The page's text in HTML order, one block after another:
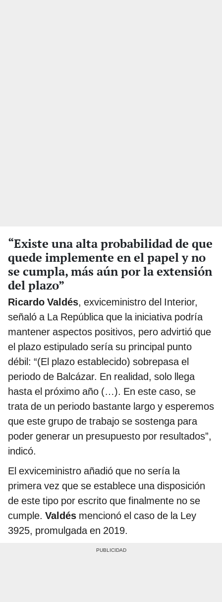
“Existe una alta probabilidad de que
quede implemente en el papel y no
se cumpla, más aún por la extensión
del plazo”
Ricardo Valdés, exviceministro del Interior,
señaló a La República que la iniciativa podría
mantener aspectos positivos, pero advirtió que
el plazo estipulado sería su principal punto
débil: “(El plazo establecido) sobrepasa el
periodo de Balcázar. En realidad, solo llega
hasta el próximo año (…). En este caso, se
trata de un periodo bastante largo y esperemos
que este grupo de trabajo se sostenga para
poder generar un presupuesto por resultados”,
indicó.
El exviceministro añadió que no sería la
primera vez que se establece una disposición
de este tipo por escrito que finalmente no se
cumple. Valdés mencionó el caso de la Ley
3925, promulgada en 2019.